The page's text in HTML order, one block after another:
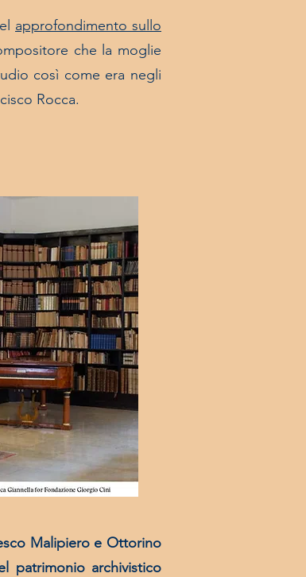
approfondimento sullo
che la moglie
così come era negli
Rocca.
Malipiero e Ottorino
patrimonio archivistico